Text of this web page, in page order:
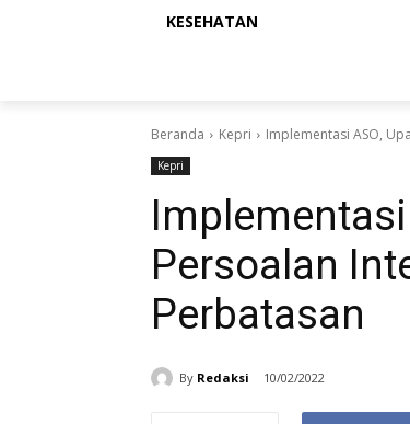
KESEHATAN
Beranda Kepri Implementasi ASO,
Kepri
Persoalan
Perbatasan
By Redaksi 10/02/2022